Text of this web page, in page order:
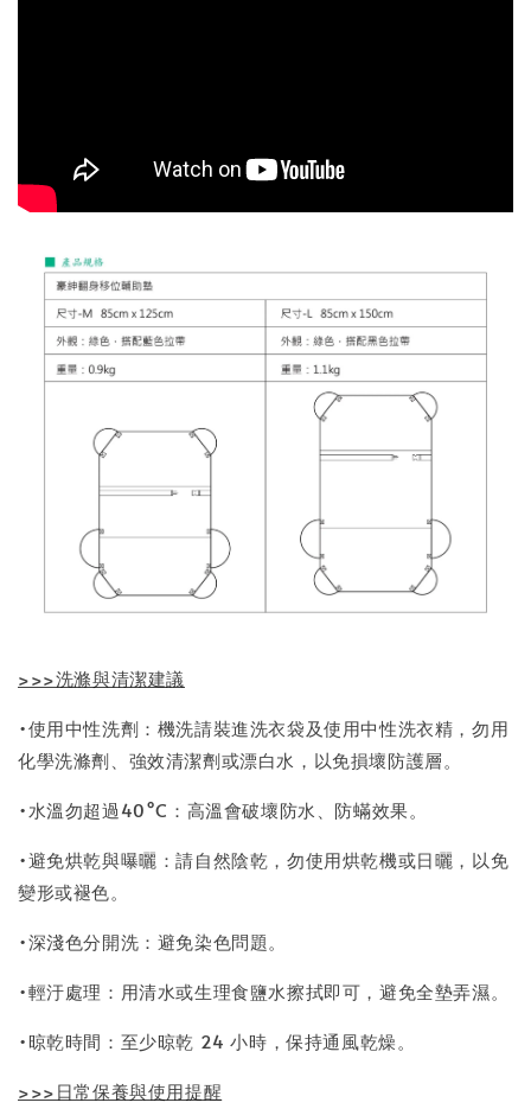
>>>洗滌與清潔建議
•使用中性洗劑：機洗請裝進洗衣袋及使用中性洗衣精，勿用
化學洗滌劑、強效清潔劑或漂白水，以免損壞防護層。
•水溫勿超過40°C：高溫會破壞防水、防蟎效果。
•避免烘乾與曝曬：請自然陰乾，勿使用烘乾機或日曬，以免
變形或褪色。
•深淺色分開洗：避免染色問題。
•輕汙處理：用清水或生理食鹽水擦拭即可，避免全墊弄濕。
•晾乾時間：至少晾乾 24 小時，保持通風乾燥。
>>>日常保養與使用提醒